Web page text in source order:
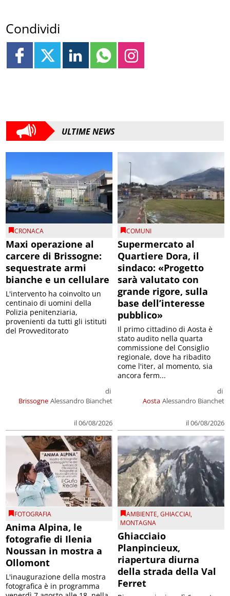
Condividi
ULTIME NEWS
CRONACA
Maxi operazione al
carcere di Brissogne:
sequestrate armi
bianche e un cellulare
Brissogne
di
Alessandro Bianchet
il 06/08/2026
L'intervento ha coinvolto un
centinaio di uomini della
Polizia penitenziaria,
provenienti da tutti gli istituti
del Provveditorato
COMUNI
Supermercato al
Quartiere Dora, il
sindaco: «Progetto
sarà valutato con
grande rigore, sulla
base dell’interesse
pubblico»
Aosta
di
Alessandro Bianchet
il 06/08/2026
Il primo cittadino di Aosta è
stato audito nella quarta
commissione del Consiglio
regionale, dove ha ribadito
come l'iter, al momento, sia
ancora ferm...
FOTOGRAFIA
Anima Alpina, le
fotografie di Ilenia
Noussan in mostra a
Ollomont
L'inaugurazione della mostra
fotografica è in programma
AMBIENTE,GHIACCIAI,
MONTAGNA
Ghiacciaio
Planpincieux,
riapertura diurna
della strada della Val
Ferret